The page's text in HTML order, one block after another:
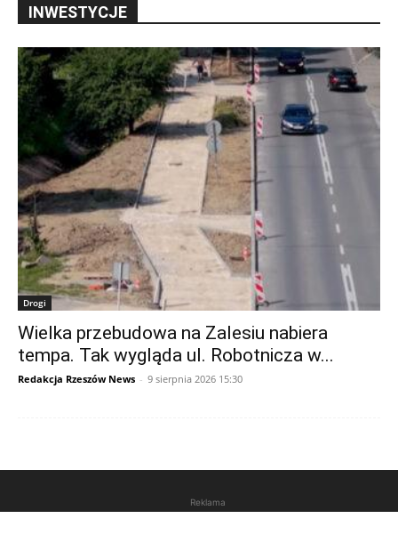
INWESTYCJE
Drogi
Wielka przebudowa na Zalesiu nabiera
tempa. Tak wygląda ul. Robotnicza w...
Redakcja Rzeszów News - 9 sierpnia 2026 15:30
Reklama